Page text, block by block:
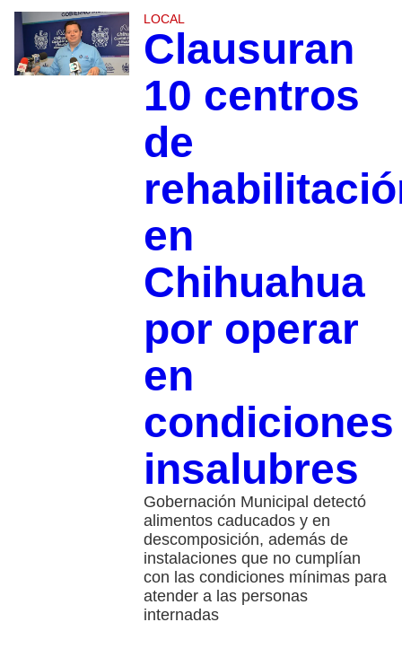
LOCAL
Clausuran
10 centros
de
en
Chihuahua
por operar
en
condiciones
insalubres
Gobernación Municipal detectó
alimentos caducados y en
descomposición, además de
instalaciones que no cumplían
con las condiciones mínimas para
atender a las personas
internadas